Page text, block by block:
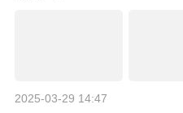
2025-03-29 14:47